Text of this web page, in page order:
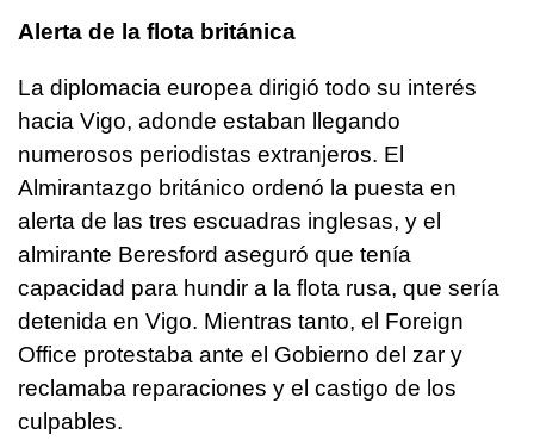
Alerta de la flota británica
La diplomacia europea dirigió todo su interés
hacia Vigo, adonde estaban llegando
numerosos periodistas extranjeros. El
Almirantazgo británico ordenó la puesta en
alerta de las tres escuadras inglesas, y el
almirante Beresford aseguró que tenía
capacidad para hundir a la flota rusa, que sería
detenida en Vigo. Mientras tanto, el Foreign
Office protestaba ante el Gobierno del zar y
reclamaba reparaciones y el castigo de los
culpables.